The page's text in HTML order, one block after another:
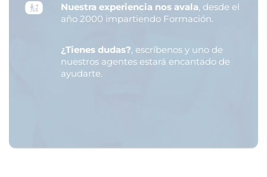
Nuestra experiencia nos avala, desde el
año 2000 impartiendo Formación.
¿Tienes dudas?, escríbenos y uno de
nuestros agentes estará encantado de
ayudarte.